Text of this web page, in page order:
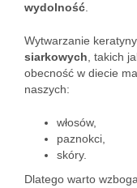
wydolność
Wytwarzanie
siarkowych , takich
obecność w diecie
naszych:
włosów,
paznokci,
skóry.
Dlatego warto